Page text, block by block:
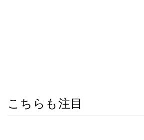
こちらも注目